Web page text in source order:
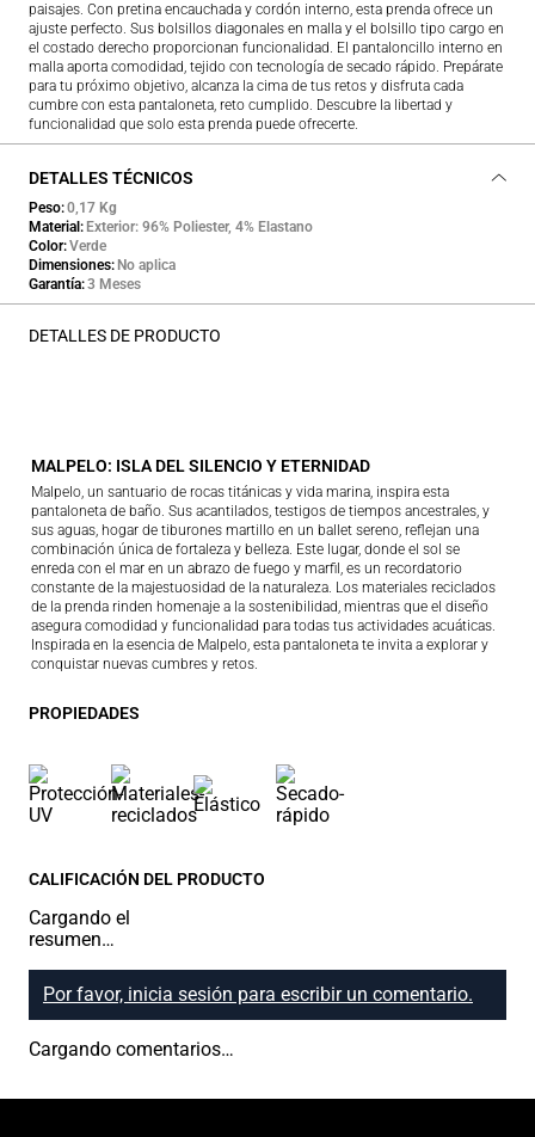
paisajes. Con pretina encauchada y cordón interno, esta prenda ofrece un
ajuste perfecto. Sus bolsillos diagonales en malla y el bolsillo tipo cargo en
el costado derecho proporcionan funcionalidad. El pantaloncillo interno en
malla aporta comodidad, tejido con tecnología de secado rápido. Prepárate
para tu próximo objetivo, alcanza la cima de tus retos y disfruta cada
cumbre con esta pantaloneta, reto cumplido. Descubre la libertad y
funcionalidad que solo esta prenda puede ofrecerte.
DETALLES TÉCNICOS
Peso 0,17 Kg
Material
Exterior: 96% Poliester, 4% Elastano
Color Verde
Dimensiones No aplica
Garantía 3 Meses
DETALLES DE PRODUCTO
MALPELO: ISLA DEL SILENCIO Y ETERNIDAD
Malpelo, un santuario de rocas titánicas y vida marina, inspira esta
pantaloneta de baño. Sus acantilados, testigos de tiempos ancestrales, y
sus aguas, hogar de tiburones martillo en un ballet sereno, reflejan una
combinación única de fortaleza y belleza. Este lugar, donde el sol se
enreda con el mar en un abrazo de fuego y marfil, es un recordatorio
constante de la majestuosidad de la naturaleza. Los materiales reciclados
de la prenda rinden homenaje a la sostenibilidad, mientras que el diseño
asegura comodidad y funcionalidad para todas tus actividades acuáticas.
Inspirada en la esencia de Malpelo, esta pantaloneta te invita a explorar y
conquistar nuevas cumbres y retos.
PROPIEDADES
CALIFICACIÓN DEL PRODUCTO
Cargando el
resumen…
Por favor, inicia sesión para escribir un comentario.
Cargando comentarios…